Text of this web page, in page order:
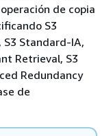
de copia
S3
Standard-IA,
Retrieval, S3
Redundancy
de